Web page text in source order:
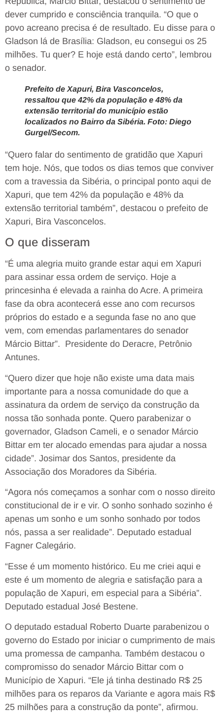
dever cumprido e consciência tranquila. “O que o
povo acreano precisa é de resultado. Eu disse para o
Gladson lá de Brasília: Gladson, eu consegui os 25
milhões. Tu quer? E hoje está dando certo”, lembrou
o senador.
Prefeito de Xapuri, Bira Vasconcelos,
ressaltou que 42% da população e 48% da
extensão territorial do município estão
localizados no Bairro da Sibéria. Foto: Diego
Gurgel/Secom.
“Quero falar do sentimento de gratidão que Xapuri
tem hoje. Nós, que todos os dias temos que conviver
com a travessia da Sibéria, o principal ponto aqui de
Xapuri, que tem 42% da população e 48% da
extensão territorial também”, destacou o prefeito de
Xapuri, Bira Vasconcelos.
O que disseram
“É uma alegria muito grande estar aqui em Xapuri
para assinar essa ordem de serviço. Hoje a
princesinha é elevada a rainha do Acre. A primeira
fase da obra acontecerá esse ano com recursos
próprios do estado e a segunda fase no ano que
vem, com emendas parlamentares do senador
Márcio Bittar”. Presidente do Deracre, Petrônio
Antunes.
“Quero dizer que hoje não existe uma data mais
importante para a nossa comunidade do que a
assinatura da ordem de serviço da construção da
nossa tão sonhada ponte. Quero parabenizar o
governador, Gladson Cameli, e o senador Márcio
Bittar em ter alocado emendas para ajudar a nossa
cidade”. Josimar dos Santos, presidente da
Associação dos Moradores da Sibéria.
“Agora nós começamos a sonhar com o nosso direito
constitucional de ir e vir. O sonho sonhado sozinho é
apenas um sonho e um sonho sonhado por todos
nós, passa a ser realidade”. Deputado estadual
Fagner Calegário.
“Esse é um momento histórico. Eu me criei aqui e
este é um momento de alegria e satisfação para a
população de Xapuri, em especial para a Sibéria”.
Deputado estadual José Bestene.
O deputado estadual Roberto Duarte parabenizou o
governo do Estado por iniciar o cumprimento de mais
uma promessa de campanha. Também destacou o
compromisso do senador Márcio Bittar com o
Município de Xapuri. “Ele já tinha destinado R$ 25
milhões para os reparos da Variante e agora mais R$
25 milhões para a construção da ponte”, afirmou.